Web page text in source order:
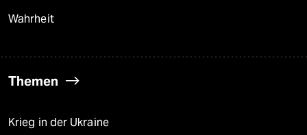
Wahrheit
Themen
Krieg in der Ukraine